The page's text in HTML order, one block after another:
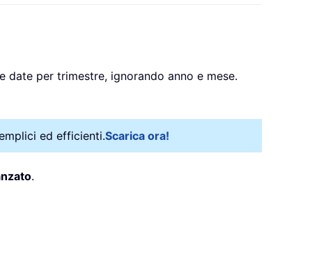
per trimestre, ignorando anno e mese.
ed efficienti.Scarica ora!
.